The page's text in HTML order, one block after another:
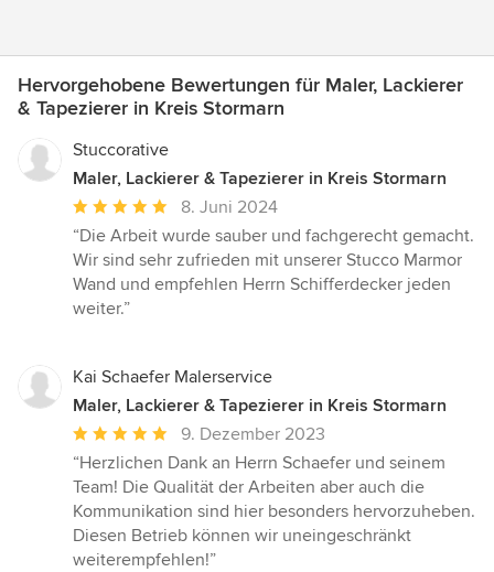
Hervorgehobene Bewertungen für Maler, Lackierer
& Tapezierer in Kreis Stormarn
Stuccorative
Maler, Lackierer & Tapezierer in Kreis Stormarn
Durchschnittliche
Bewertung:
5
von
5
8. Juni 2024
“Die Arbeit wurde sauber und fachgerecht gemacht.
Wir sind sehr zufrieden mit unserer Stucco Marmor
Wand und empfehlen Herrn Schifferdecker jeden
weiter.”
Kai Schaefer Malerservice
Maler, Lackierer & Tapezierer in Kreis Stormarn
Durchschnittliche
Bewertung:
5
von
5
Sternen
9. Dezember 2023
“Herzlichen Dank an Herrn Schaefer und seinem
Team! Die Qualität der Arbeiten aber auch die
Kommunikation sind hier besonders hervorzuheben.
Diesen Betrieb können wir uneingeschränkt
weiterempfehlen!”